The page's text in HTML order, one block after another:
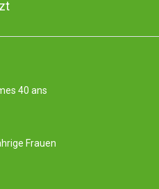
40 ans
Frauen